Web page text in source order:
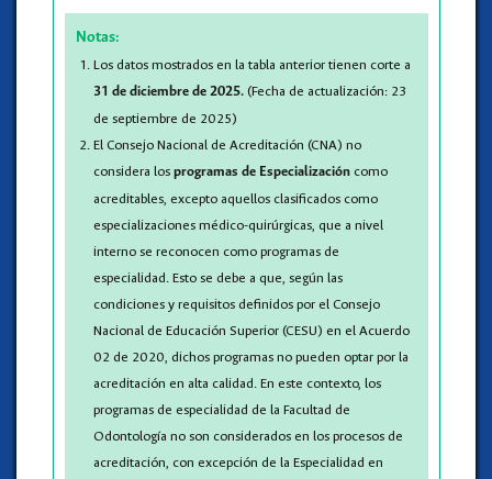
Notas:
Los datos mostrados en la tabla anterior tienen corte a
31 de diciembre de 2025. (Fecha de actualización: 23
de septiembre de 2025)
El Consejo Nacional de Acreditación (CNA) no
considera losprogramas de Especializacióncomo
acreditables, excepto aquellos clasificados como
especializaciones médico-quirúrgicas, que a nivel
interno se reconocen como programas de
especialidad. Esto se debe a que, según las
condiciones y requisitos definidos por el Consejo
Nacional de Educación Superior (CESU) en el Acuerdo
02 de 2020, dichos programas no pueden optar por la
acreditación en alta calidad. En este contexto, los
programas de especialidad de la Facultad de
Odontología no son considerados en los procesos de
acreditación, con excepción de la Especialidad en